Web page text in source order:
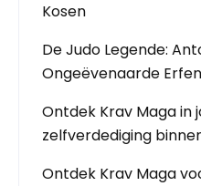
Kosen
De Judo Legende:
Ongeëvenaarde
Ontdek Krav Maga in
zelfverdediging
Ontdek Krav Maga